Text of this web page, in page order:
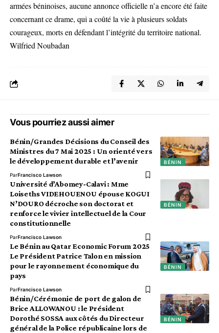
armées béninoises, aucune annonce officielle n’a encore été faite
concernant ce drame, qui a coûté la vie à plusieurs soldats
courageux, morts en défendant l’intégrité du territoire national.
Wilfried Noubadan
Vous pourriez aussi aimer
BÉNIN
Bénin/Grandes Décisions du Conseil des
Ministres du 7 Mai 2025 : Un orienté vers
le développement durable et l’avenir
ParFrancisco Lawson
BÉNIN
Université d’Abomey-Calavi : Mme
Loiseths VIDEHOUENOU épouse KOGUI
N’DOURO décroche son doctorat et
renforce le vivier intellectuel de la Cour
constitutionnelle
ParFrancisco Lawson
BÉNIN
Le Bénin au Qatar Economic Forum 2025
Le Président Patrice Talon en mission
pour le rayonnement économique du
pays
ParFrancisco Lawson
BÉNIN
Bénin/Cérémonie de port de galon de
Brice ALLOWANOU : le Président
Dorothé SOSSA aux côtés du Directeur
général de la Police républicaine lors de